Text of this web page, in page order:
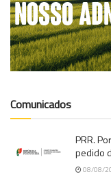
Comunicados
PRR.
pedido
08/08/